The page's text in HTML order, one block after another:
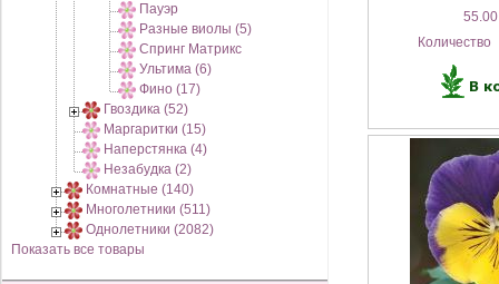
Пауэр
Разные виолы (5)
Спринг Матрикс
Ультима (6)
Фино (17)
Гвоздика (52)
Маргаритки (15)
Наперстянка (4)
Незабудка (2)
Комнатные (140)
Многолетники (511)
Однолетники (2082)
Показать все товары
Количество